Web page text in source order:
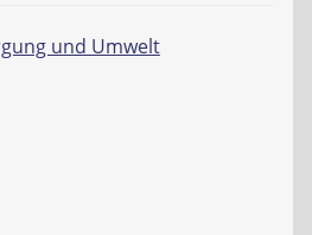
und Umwelt